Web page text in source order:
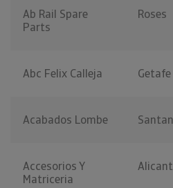
Ab Rail Spare
Parts
Roses
Abc Felix Calleja Getafe
Acabados Lombe
Accesorios Y
Matriceria